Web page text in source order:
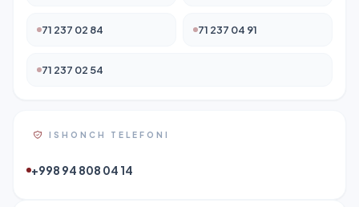
71 237 02 84 71 237 04 91
71 237 02 54
ISHONCH TELEFONI
+998 94 808 04 14